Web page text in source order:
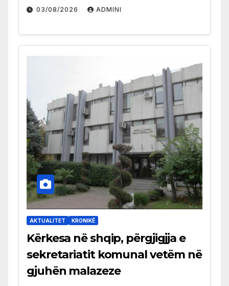
03/08/2026 ADMINI
AKTUALITET KRONIKË
Kërkesa në shqip, përgjigjja e
sekretariatit komunal vetëm në
gjuhën malazeze